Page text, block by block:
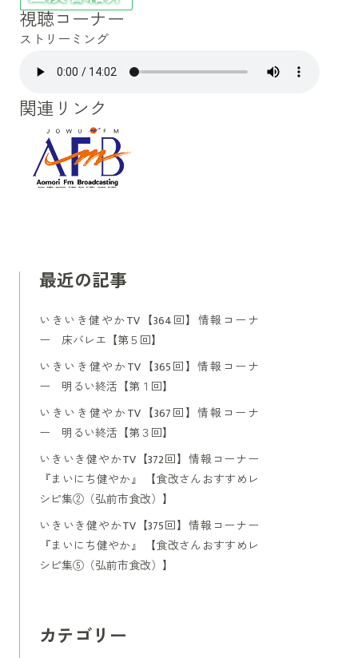
視聴コーナー
ストリーミング
関連リンク
最近の記事
いきいき健やかTV【364回】情報コーナ
ー 床バレエ【第５回】
いきいき健やかTV【365回】情報コーナ
ー 明るい終活【第１回】
いきいき健やかTV【367回】情報コーナ
ー 明るい終活【第３回】
いきいき健やかTV【372回】情報コーナー
『まいにち健やか』 【食改さんおすすめレ
シピ集②（弘前市食改）】
いきいき健やかTV【375回】情報コーナー
『まいにち健やか』 【食改さんおすすめレ
シピ集⑤（弘前市食改）】
カテゴリー